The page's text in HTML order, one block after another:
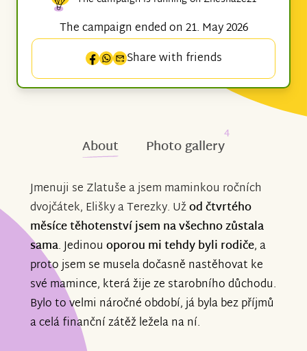
The campaign ended on 21. May 2026
Share with friends
About Photo gallery
4
Jmenuji se Zlatuše a jsem maminkou ročních
dvojčátek, Elišky a Terezky. Užod čtvrtého
měsíce těhotenství jsem na všechno zůstala
sama. Jedinou oporou mi tehdy byli rodiče, a
proto jsem se musela dočasně nastěhovat ke
své mamince, která žije ze starobního důchodu.
Bylo to velmi náročné období, já byla bez příjmů
a celá finanční zátěž ležela na ní.